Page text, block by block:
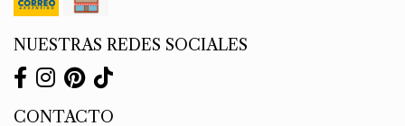
NUESTRAS REDES SOCIALES
CONTACTO